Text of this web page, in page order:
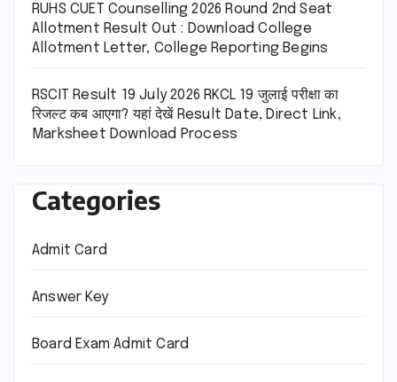
RUHS CUET Counselling 2026 Round 2nd Seat
Allotment Result Out : Download College
Allotment Letter, College Reporting Begins
RSCIT Result 19 July 2026 RKCL 19 जुलाई परीक्षा का
रिजल्ट कब आएगा? यहां देखें Result Date, Direct Link,
Marksheet Download Process
Categories
Admit Card
Answer Key
Board Exam Admit Card